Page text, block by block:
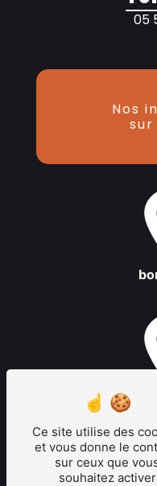
05
Nos
Ce site utilise des
et vous donne le
sur ceux que
souhaitez activer